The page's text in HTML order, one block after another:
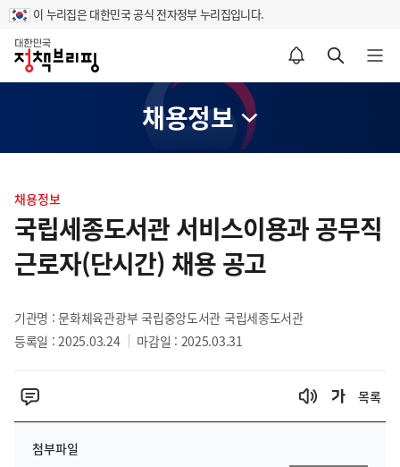
이 누리집은 대한민국 공식 전자정부 누리집입니다.
홈
알림설정 바로가기 검색 바로가기 메뉴 열기
채용정보
텐
츠
영
역
채용정보
국립세종도서관 서비스이용과 공무직
근로자(단시간) 채용 공고
기관명 : 문화체육관광부 국립중앙도서관 국립세종도서관
등록일 : 2025.03.24
마감일 : 2025.03.31
목록
첨부파일